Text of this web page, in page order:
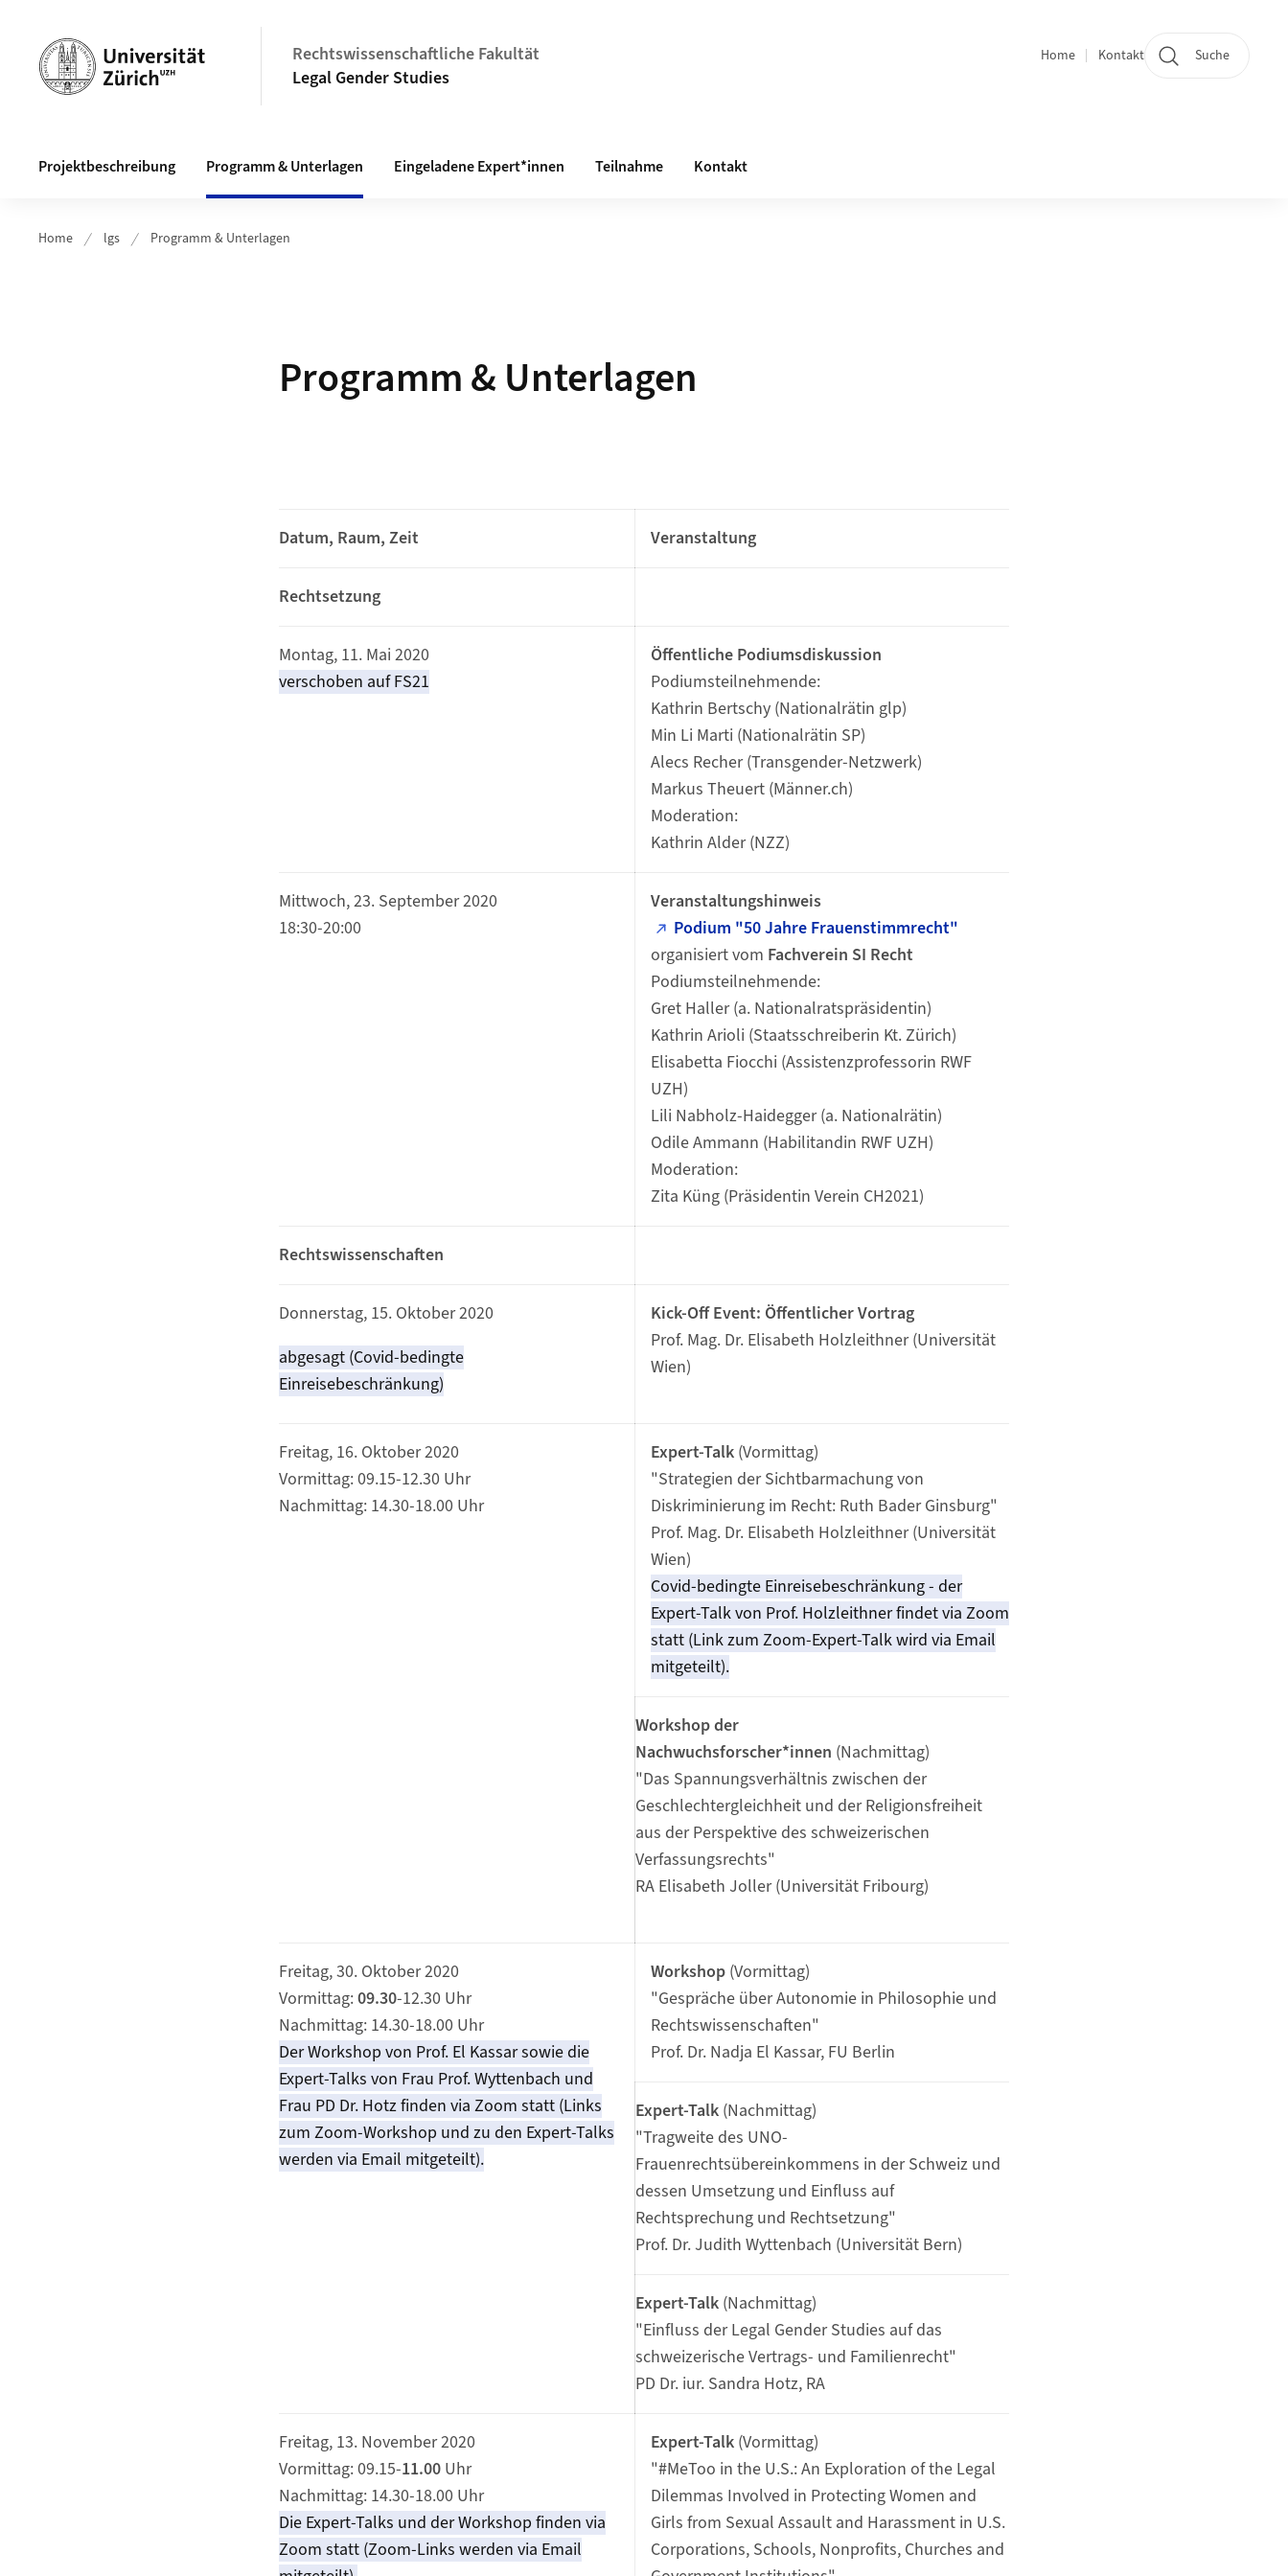
Rechtswissenschaftliche Fakultät
Legal Gender Studies
Quicklinks
Home Kontakt Suche
Projektbeschreibung Programm & Unterlagen Eingeladene Expert*innen Teilnahme Kontakt
Home lgs Programm & Unterlagen
Programm & Unterlagen
Datum, Raum, Zeit Veranstaltung
Rechtsetzung
Montag, 11. Mai 2020
verschoben auf FS21
Öffentliche Podiumsdiskussion
Podiumsteilnehmende:
Kathrin Bertschy (Nationalrätin glp)
Min Li Marti (Nationalrätin SP)
Alecs Recher (Transgender-Netzwerk)
Markus Theuert (Männer.ch)
Moderation:
Kathrin Alder (NZZ)
Mittwoch, 23. September 2020
18:30-20:00
Veranstaltungshinweis
Podium "50 Jahre Frauenstimmrecht"
organisiert vom Fachverein SI Recht
Podiumsteilnehmende:
Gret Haller (a. Nationalratspräsidentin)
Kathrin Arioli (Staatsschreiberin Kt. Zürich)
Elisabetta Fiocchi (Assistenzprofessorin RWF
UZH)
Lili Nabholz-Haidegger (a. Nationalrätin)
Odile Ammann (Habilitandin RWF UZH)
Moderation:
Zita Küng (Präsidentin Verein CH2021)
Rechtswissenschaften
Donnerstag, 15. Oktober 2020
abgesagt (Covid-bedingte
Einreisebeschränkung)
Kick-Off Event: Öffentlicher Vortrag
Prof. Mag. Dr. Elisabeth Holzleithner (Universität
Wien)
Freitag, 16. Oktober 2020
Vormittag: 09.15-12.30 Uhr
Nachmittag: 14.30-18.00 Uhr
Expert-Talk(Vormittag)
"Strategien der Sichtbarmachung von
Diskriminierung im Recht: Ruth Bader Ginsburg"
Prof. Mag. Dr. Elisabeth Holzleithner (Universität
Wien)
Covid-bedingte Einreisebeschränkung - der
Expert-Talk von Prof. Holzleithner findet via Zoom
statt (Link zum Zoom-Expert-Talk wird via Email
mitgeteilt).
Workshop der
Nachwuchsforscher*innen (Nachmittag)
"Das Spannungsverhältnis zwischen der
Geschlechtergleichheit und der Religionsfreiheit
aus der Perspektive des schweizerischen
Verfassungsrechts"
RA Elisabeth Joller (Universität Fribourg)
Freitag, 30. Oktober 2020
Vormittag:09.30-12.30 Uhr
Nachmittag: 14.30-18.00 Uhr
Der Workshop von Prof. El Kassar sowie die
Expert-Talks von Frau Prof. Wyttenbach und
Frau PD Dr. Hotz finden via Zoom statt (Links
zum Zoom-Workshop und zu den Expert-Talks
werden via Email mitgeteilt).
Workshop (Vormittag)
"Gespräche über Autonomie in Philosophie und
Rechtswissenschaften"
Prof. Dr. Nadja El Kassar, FU Berlin
Expert-Talk (Nachmittag)
"Tragweite des UNO-
Frauenrechtsübereinkommens in der Schweiz und
dessen Umsetzung und Einfluss auf
Rechtsprechung und Rechtsetzung"
Prof. Dr. Judith Wyttenbach (Universität Bern)
Expert-Talk (Nachmittag)
"Einfluss der Legal Gender Studies auf das
schweizerische Vertrags- und Familienrecht"
PD Dr. iur. Sandra Hotz, RA
Freitag, 13. November 2020
Vormittag: 09.15-11.00Uhr
Nachmittag: 14.30-18.00 Uhr
Die Expert-Talks und der Workshop finden via
Zoom statt (Zoom-Links werden via Email
Expert-Talk(Vormittag)
"#MeToo in the U.S.: An Exploration of the Legal
Dilemmas Involved in Protecting Women and
Girls from Sexual Assault and Harassment in U.S.
Corporations, Schools, Nonprofits, Churches and